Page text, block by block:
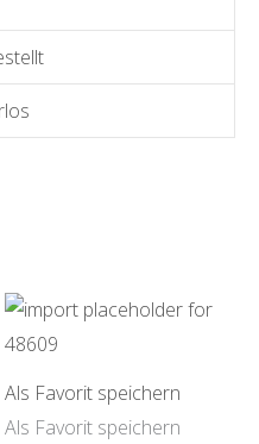
Als Favorit speichern
Als Favorit speichern